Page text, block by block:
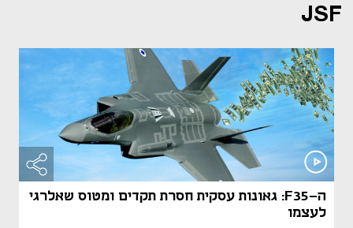
JSF
ה-F35: גאונות עסקית חסרת תקדים ומטוס שאלרגי
לעצמו